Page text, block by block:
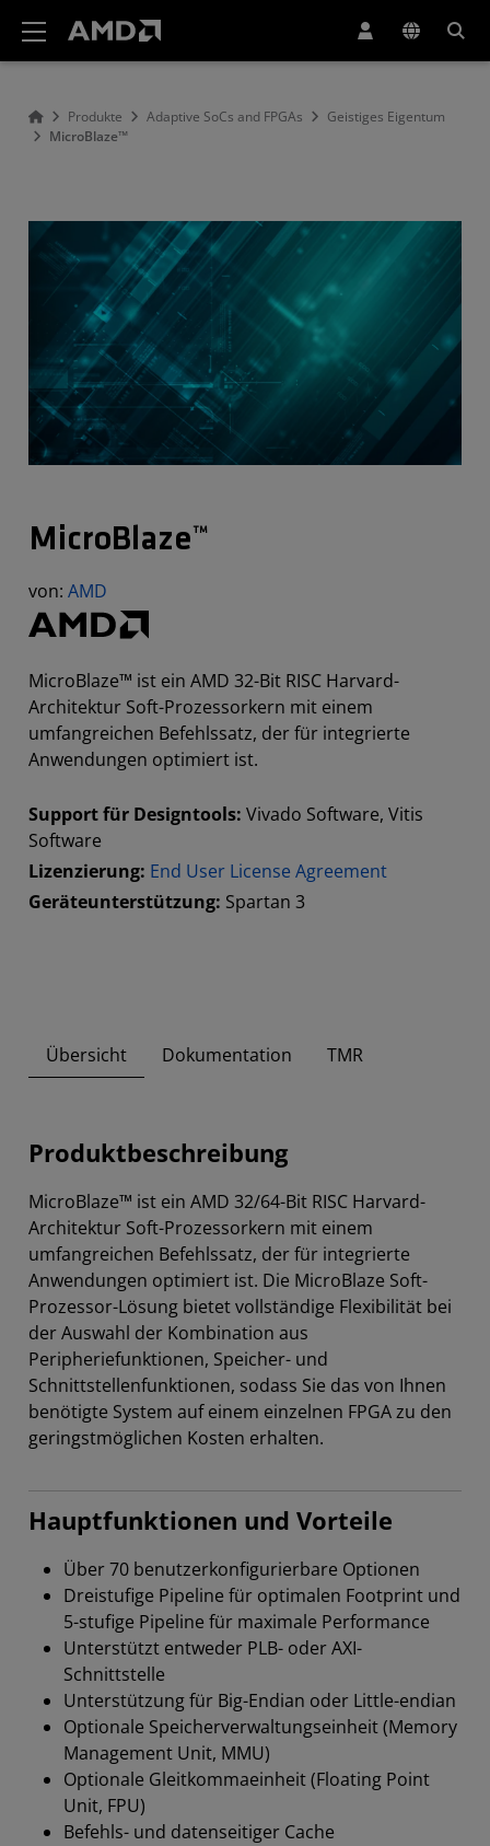
Produkte Adaptive SoCs and FPGAs
Geistiges Eigentum
MicroBlaze™
MicroBlaze™
von: AMD
MicroBlaze™ ist ein AMD 32-Bit RISC Harvard-
Architektur Soft-Prozessorkern mit einem
umfangreichen Befehlssatz, der für integrierte
Anwendungen optimiert ist.
Support für Designtools: Vivado Software, Vitis
Software
Lizenzierung: End User License Agreement
Geräteunterstützung: Spartan 3
Übersicht Dokumentation TMR
Produktbeschreibung
MicroBlaze™ ist ein AMD 32/64-Bit RISC Harvard-
Architektur Soft-Prozessorkern mit einem
umfangreichen Befehlssatz, der für integrierte
Anwendungen optimiert ist. Die MicroBlaze Soft-
Prozessor-Lösung bietet vollständige Flexibilität bei
der Auswahl der Kombination aus
Peripheriefunktionen, Speicher- und
Schnittstellenfunktionen, sodass Sie das von Ihnen
benötigte System auf einem einzelnen FPGA zu den
geringstmöglichen Kosten erhalten.
Hauptfunktionen und Vorteile
Über 70 benutzerkonfigurierbare Optionen
Dreistufige Pipeline für optimalen Footprint und
5-stufige Pipeline für maximale Performance
Unterstützt entweder PLB- oder AXI-
Schnittstelle
Unterstützung für Big-Endian oder Little-endian
Optionale Speicherverwaltungseinheit (Memory
Management Unit, MMU)
Optionale Gleitkommaeinheit (Floating Point
Unit, FPU)
Befehls- und datenseitiger Cache